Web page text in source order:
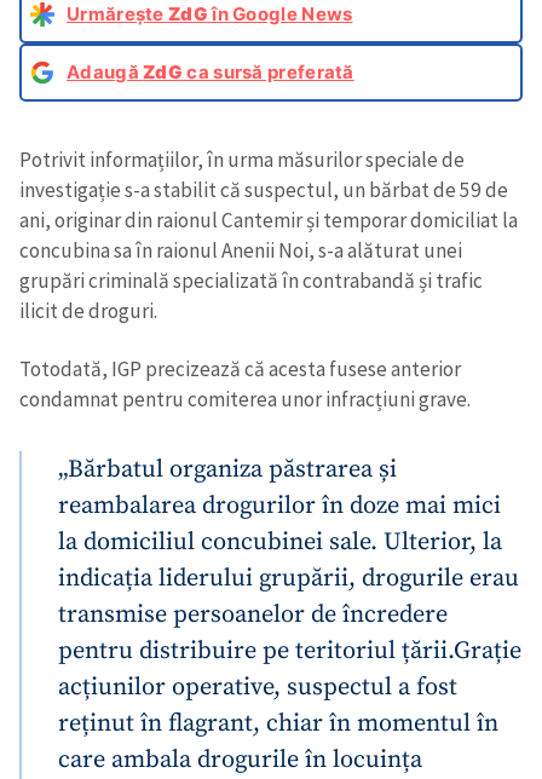
Urmărește ZdGîn Google News
AdaugăZdG ca sursă preferată
Potrivit informațiilor, în urma măsurilor speciale de
investigație s-a stabilit că suspectul, un bărbat de 59 de
ani, originar din raionul Cantemir și temporar domiciliat la
concubina sa în raionul Anenii Noi, s-a alăturat unei
grupări criminală specializată în contrabandă și trafic
ilicit de droguri.
Totodată, IGP precizează că acesta fusese anterior
condamnat pentru comiterea unor infracțiuni grave.
„Bărbatul organiza păstrarea și
reambalarea drogurilor în doze mai mici
la domiciliul concubinei sale. Ulterior, la
indicația liderului grupării, drogurile erau
transmise persoanelor de încredere
pentru distribuire pe teritoriul țării.Grație
acțiunilor operative, suspectul a fost
reținut în flagrant, chiar în momentul în
care ambala drogurile în locuința